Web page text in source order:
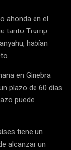
ahonda en el
tanto Trump
habían
en Ginebra
plazo de 60 días
puede
tiene un
alcanzar un